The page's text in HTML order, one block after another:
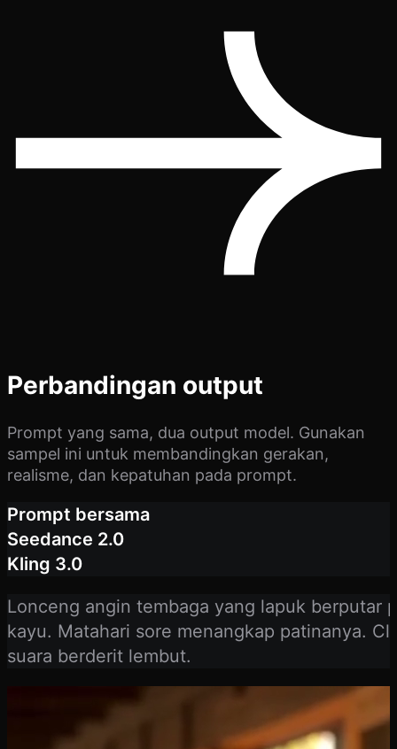
Perbandingan output
Prompt yang sama, dua output model. Gunakan
sampel ini untuk membandingkan gerakan,
realisme, dan kepatuhan pada prompt.
Prompt bersama
Seedance 2.0
Kling 3.0
Lonceng angin tembaga yang lapuk berputar
kayu. Matahari sore menangkap patinanya.
suara berderit lembut.